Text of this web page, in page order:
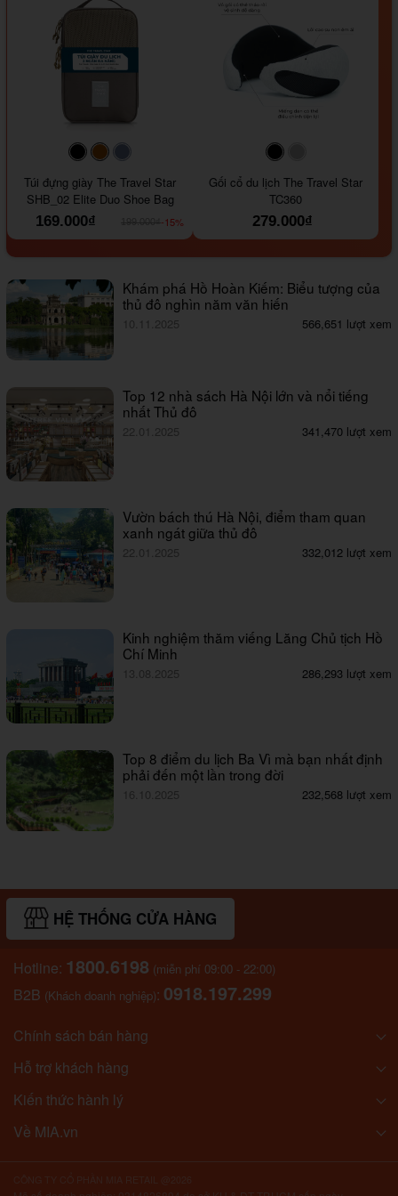
#000000#964B00
Túi đựng giày The Travel Star
SHB_02 Elite Duo Shoe Bag
169.000₫
-15%
Gối cổ du lịch The Travel Star
TC360
279.000₫
Khám phá Hồ Hoàn Kiếm: Biểu tượng của
thủ đô nghìn năm văn hiến
10.11.2025 566,651 lượt xem
Top 12 nhà sách Hà Nội lớn và nổi tiếng
nhất Thủ đô
22.01.2025 341,470 lượt xem
Vườn bách thú Hà Nội, điểm tham quan
xanh ngát giữa thủ đô
22.01.2025 332,012 lượt xem
Kinh nghiệm thăm viếng Lăng Chủ tịch Hồ
Chí Minh
13.08.2025 286,293 lượt xem
Top 8 điểm du lịch Ba Vì mà bạn nhất định
phải đến một lần trong đời
16.10.2025 232,568 lượt xem
HỆ THỐNG CỬA HÀNG
Hotline: 1800.6198 (miễn phí 09:00 - 22:00)
B2B (Khách doanh nghiệp): 0918.197.299
Chính sách bán hàng
Hỗ trợ khách hàng
Kiến thức hành lý
Về MIA.vn